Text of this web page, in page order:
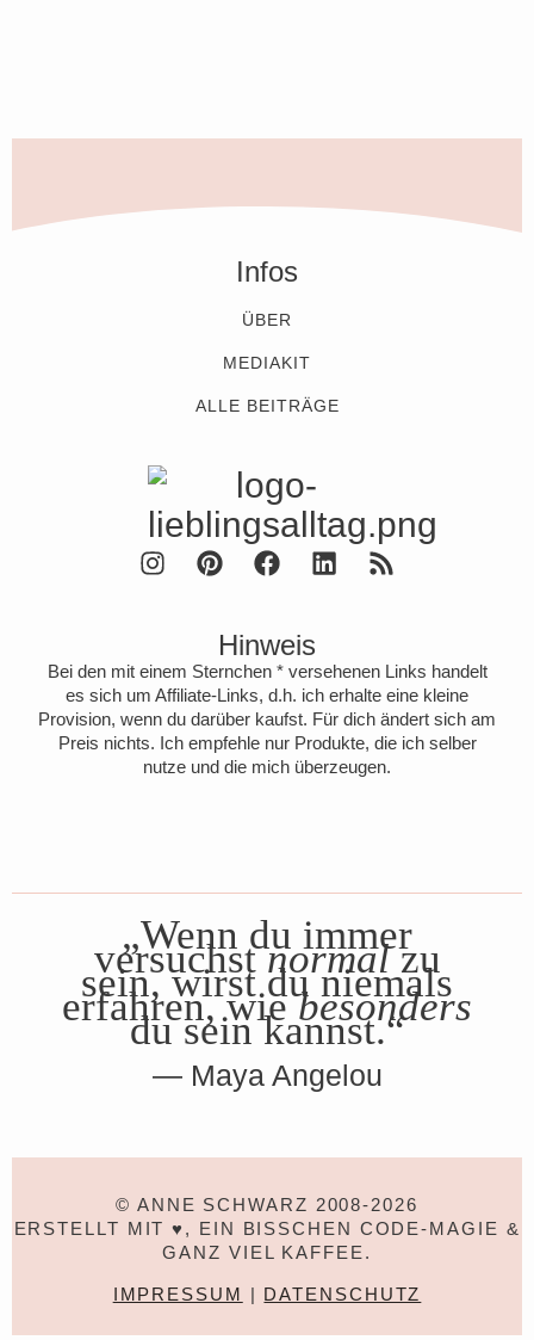
Infos
ÜBER
MEDIAKIT
ALLE BEITRÄGE
Hinweis
Bei den mit einem Sternchen * versehenen Links handelt
es sich um Affiliate-Links, d.h. ich erhalte eine kleine
Provision, wenn du darüber kaufst. Für dich ändert sich am
Preis nichts. Ich empfehle nur Produkte, die ich selber
nutze und die mich überzeugen.
„Wenn du immer
versuchstnormalzu
sein, wirst du niemals
erfahren, wiebesonders
du sein kannst.“
Maya Angelou
© ANNE SCHWARZ 2008-2026
ERSTELLT MIT ♥, EIN BISSCHEN CODE-MAGIE &
GANZ VIEL KAFFEE.
IMPRESSUM | DATENSCHUTZ